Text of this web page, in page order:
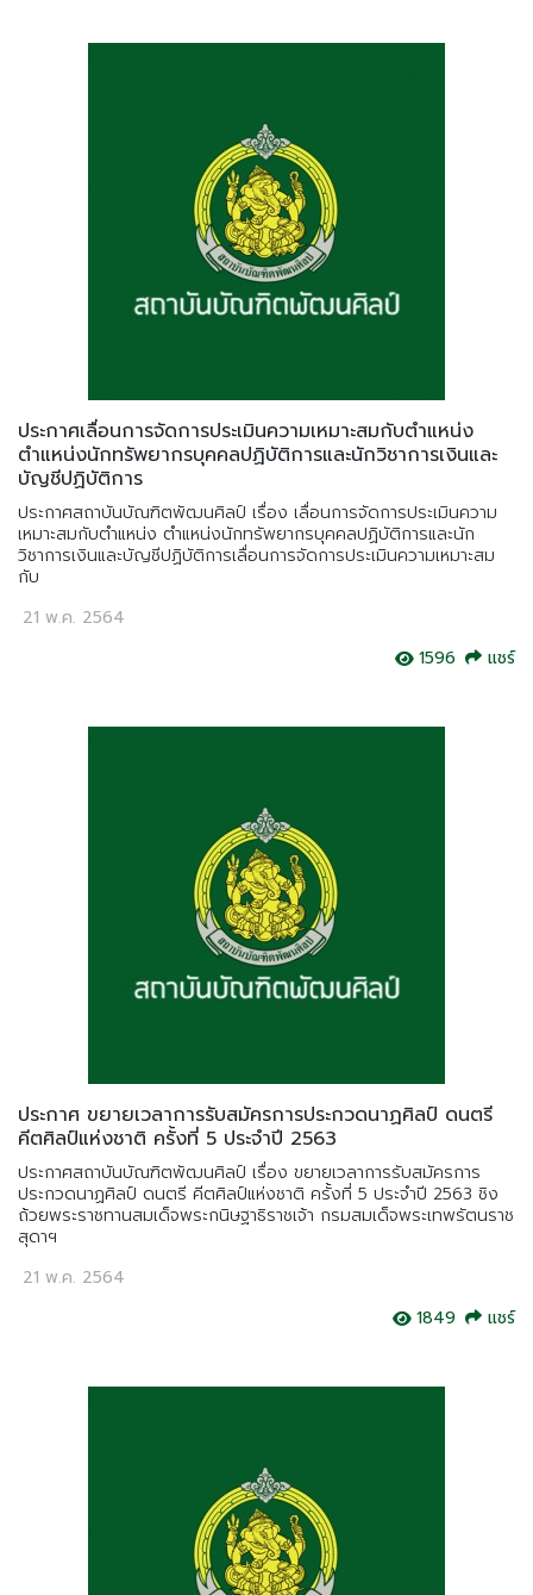
ประกาศเลื่อนการจัดการประเมินความเหมาะสมกับตำแหน่ง
ตำแหน่งนักทรัพยากรบุคคลปฏิบัติการและนักวิชาการเงินและ
บัญชีปฏิบัติการ
ประกาศสถาบันบัณฑิตพัฒนศิลป์ เรื่อง เลื่อนการจัดการประเมินความ
เหมาะสมกับตำแหน่ง ตำแหน่งนักทรัพยากรบุคคลปฏิบัติการและนัก
วิชาการเงินและบัญชีปฏิบัติการเลื่อนการจัดการประเมินความเหมาะสม
กับ
21 พ.ค. 2564
1596
แชร์
ประกาศ ขยายเวลาการรับสมัครการประกวดนาฏศิลป์ ดนตรี
คีตศิลป์แห่งชาติ ครั้งที่ 5 ประจำปี 2563
ประกาศสถาบันบัณฑิตพัฒนศิลป์ เรื่อง ขยายเวลาการรับสมัครการ
ประกวดนาฏศิลป์ ดนตรี คีตศิลป์แห่งชาติ ครั้งที่ 5 ประจำปี 2563 ชิง
ถ้วยพระราชทานสมเด็จพระกนิษฐาธิราชเจ้า กรมสมเด็จพระเทพรัตนราช
สุดาฯ
21 พ.ค. 2564
1849
แชร์